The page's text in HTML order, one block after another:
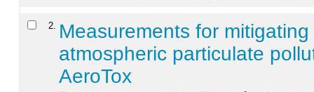
2
Measurements for
atmospheric particulate
AeroTox